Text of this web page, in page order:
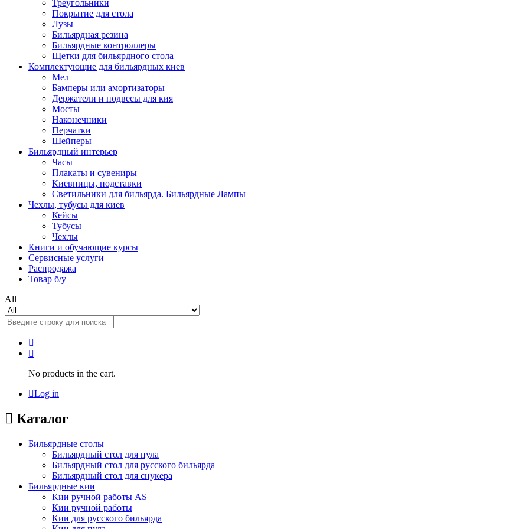
Треугольники
Покрытие для стола
Лузы
Бильярдная резина
Бильярдные контроллеры
Щетки для бильярдного стола
Комплектующие для бильярдных киев
Мел
Бамперы или амортизаторы
Держатели и подвесы для кия
Мосты
Наконечники
Перчатки
Шейперы
Бильярдный интерьер
Часы
Плакаты и сувениры
Киевницы, подставки
Светильники для бильярда. Бильярдные Лампы
Чехлы, тубусы для киев
Кейсы
Тубусы
Чехлы
Книги и обучающие курсы
Сервисные услуги
Распродажа
Товар б/у
All
No products in the cart.
Log in
Каталог
Бильярдные столы
Бильярдный стол для пула
Бильярдный стол для русского бильярда
Бильярдный стол для снукера
Бильярдные кии
Кии ручной работы AS
Кии ручной работы
Кии для русского бильярда